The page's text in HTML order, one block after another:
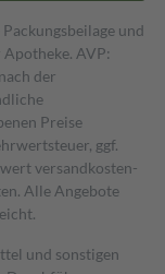
und
AVP:
der
Preise
ggf.
versand­kosten­
Alle Angebote
und sonstigen